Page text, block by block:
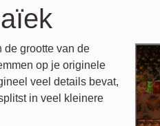
de grootte van de
op je originele
veel details bevat,
in veel kleinere